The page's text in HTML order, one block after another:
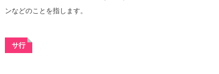
ンなどのことを指します。
サ行